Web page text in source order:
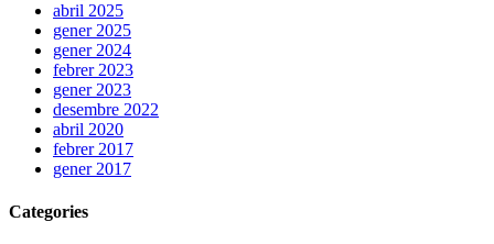
abril 2025
gener 2025
gener 2024
febrer 2023
gener 2023
desembre 2022
abril 2020
febrer 2017
gener 2017
Categories